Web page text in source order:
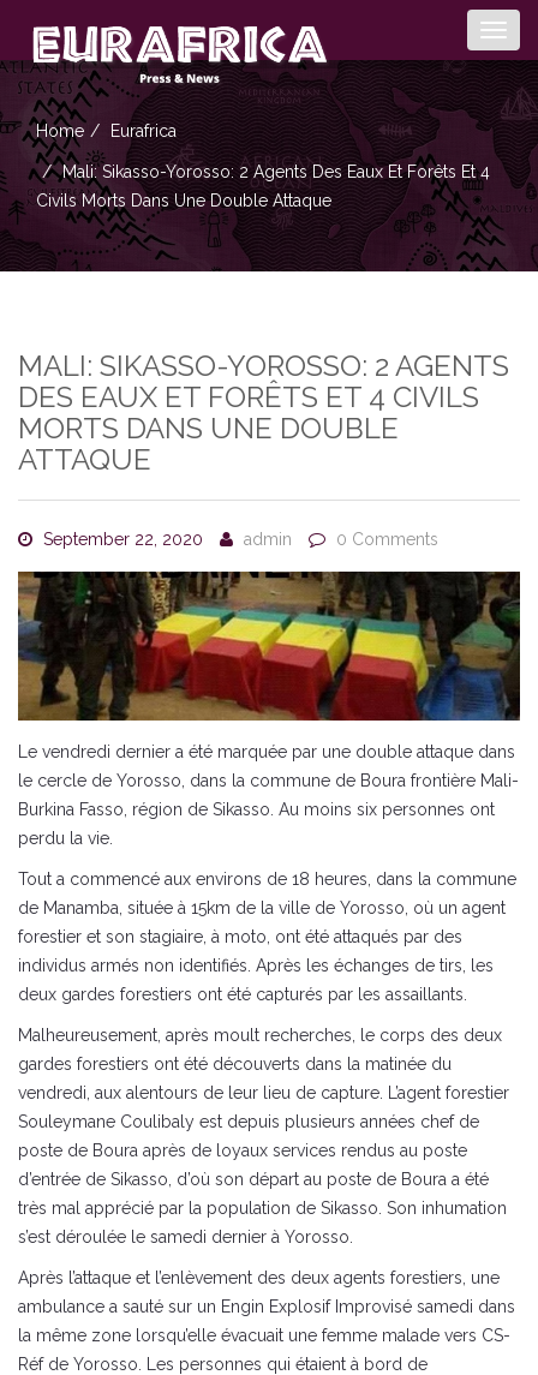
Home Eurafrica
Mali: Sikasso-Yorosso: 2 Agents Des Eaux Et Forêts Et 4
Civils Morts Dans Une Double Attaque
MALI: SIKASSO-YOROSSO: 2 AGENTS
DES EAUX ET FORÊTS ET 4 CIVILS
MORTS DANS UNE DOUBLE
ATTAQUE
September 22, 2020 admin 0 Comments
Le vendredi dernier a été marquée par une double attaque dans
le cercle de Yorosso, dans la commune de Boura frontière Mali-
Burkina Fasso, région de Sikasso. Au moins six personnes ont
perdu la vie.
Tout a commencé aux environs de 18 heures, dans la commune
de Manamba, située à 15km de la ville de Yorosso, où un agent
forestier et son stagiaire, à moto, ont été attaqués par des
individus armés non identifiés. Après les échanges de tirs, les
deux gardes forestiers ont été capturés par les assaillants.
Malheureusement, après moult recherches, le corps des deux
gardes forestiers ont été découverts dans la matinée du
vendredi, aux alentours de leur lieu de capture. L’agent forestier
Souleymane Coulibaly est depuis plusieurs années chef de
poste de Boura après de loyaux services rendus au poste
d’entrée de Sikasso, d’où son départ au poste de Boura a été
très mal apprécié par la population de Sikasso. Son inhumation
s’est déroulée le samedi dernier à Yorosso.
Après l’attaque et l’enlèvement des deux agents forestiers, une
ambulance a sauté sur un Engin Explosif Improvisé samedi dans
la même zone lorsqu’elle évacuait une femme malade vers CS-
Réf de Yorosso. Les personnes qui étaient à bord de